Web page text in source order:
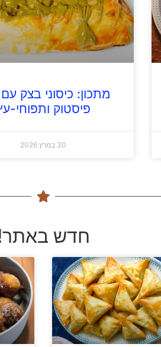
מתכון: כיסוני בצק
פיסטוק ותפוחי-
30 במרץ 2026
חדש